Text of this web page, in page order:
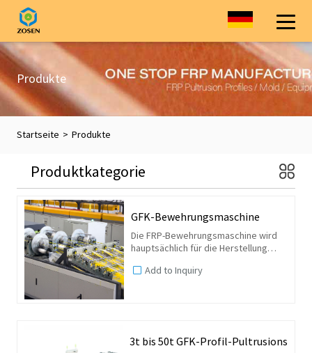
Produkte
Startseite > Produkte
GFK-Bewehrungsmaschine
Die FRP-Bewehrungsmaschine wird
hauptsächlich für die Herstellung
Kunststoffbewehrungsstäben mit
Add to Inquiry
3t bis 50t GFK-Profil-
Produktkategorie